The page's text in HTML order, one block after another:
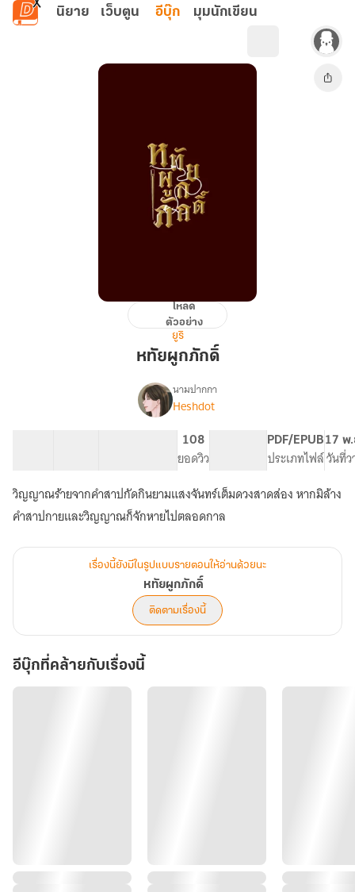
ข้ามไปยังเนื้อหาหลัก
นิยาย เว็บตูน อีบุ๊ก มุมนักเขียน
โหลด
ตัวอย่าง
ยูริ
หทัยผูกภักดิ์
เรื่อง
ผูก
ภักดิ์
นามปากกา
Heshdot
108
ยอดวิว
PDF/EPUB
ประเภทไฟล์
17 พ
วันที่ว
วิญญาณร้ายจากคำสาปกัดกินยามแสงจันทร์เต็มดวงสาดส่อง หากมิล้าง
คำสาปกายและวิญญาณก็จักหายไปตลอดกาล
เรื่องนี้ยังมีในรูปแบบรายตอนให้อ่านด้วยนะ
หทัยผูกภักดิ์
ติดตามเรื่องนี้
อีบุ๊กที่คล้ายกับเรื่องนี้